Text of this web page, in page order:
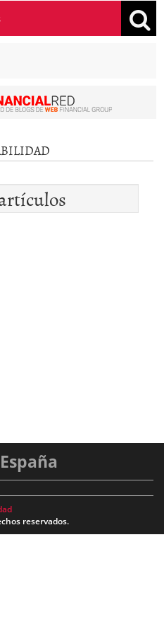
España
reservados.